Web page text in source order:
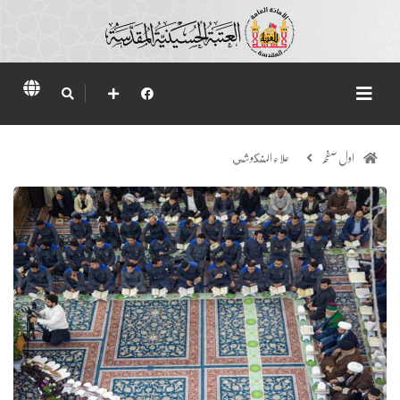
اول صفحہ علاء المنكوشي